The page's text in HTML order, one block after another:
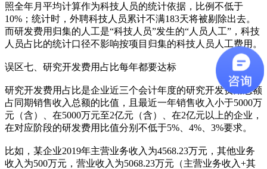
照全年月平均计算作为科技人员的统计依据，比例不低于
10%；统计时，外聘科技人员累计不满183天将被剔除出去。
而研发费用归集的人工是“科技人员”发生的“人员人工”，科技
人员占比的统计口径不影响按项目归集的科技人员人工费用。
误区七、研究开发费用占比每年都要达标
研究开发费用占比是企业近三个会计年度的研究开发费用总额
占同期销售收入总额的比值，且最近一年销售收入小于5000万
元（含）、在5000万元至2亿元（含）、在2亿元以上的企业，
在对应阶段的研发费用比值分别不低于5%、4%、3%要求。
比如，某企业2019年主营业务收入为4568.23万元，其他业务
收入为500万元，营业收入为5068.23万元（主营业务收入+其